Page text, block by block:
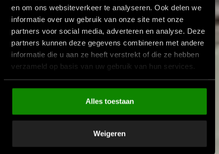
en om ons websiteverkeer te analyseren. Ook delen we
informatie over uw gebruik van onze site met onze
partners voor social media, adverteren en analyse. Deze
partners kunnen deze gegevens combineren met andere
informatie die u aan ze heeft verstrekt of die ze hebben
verzameld op basis van uw gebruik van hun services.
Alles toestaan
Weigeren